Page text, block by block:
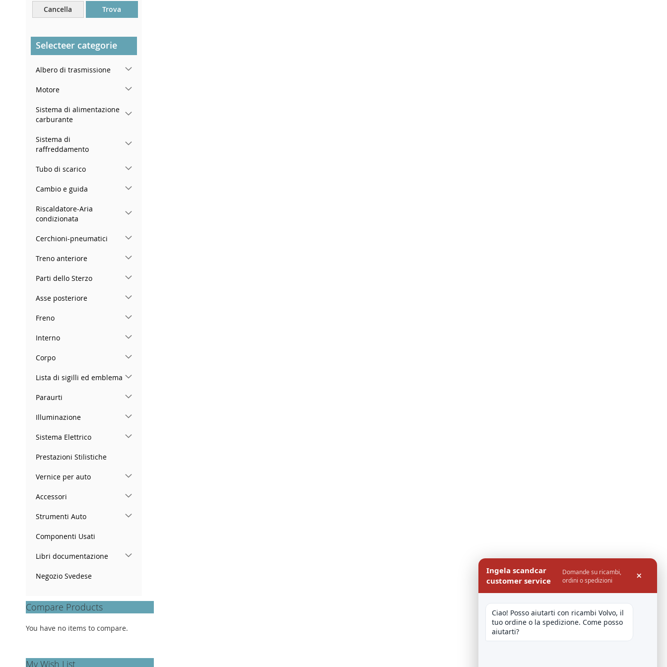
Vicino al parabrezza, sul
cruscotto
posteriore destra
Cancella Trova
Selecteer categorie
Albero di trasmissione
Motore
Sistema di alimentazione
carburante
Sistema di
raffreddamento
Tubo di scarico
Cambio e guida
Riscaldatore-Aria
condizionata
Cerchioni-pneumatici
Treno anteriore
Parti dello Sterzo
Asse posteriore
Freno
Interno
Corpo
Lista di sigilli ed emblema
Paraurti
Illuminazione
Sistema Elettrico
Prestazioni Stilistiche
Vernice per auto
Accessori
Strumenti Auto
Componenti Usati
Libri documentazione
Negozio Svedese
Compare Products
You have no items to compare.
My Wish List
Ingela scandcar
customer service
Domande su ricambi,
ordini o spedizioni
×
Ciao! Posso aiutarti con ricambi Volvo, il
tuo ordine o la spedizione. Come posso
aiutarti?